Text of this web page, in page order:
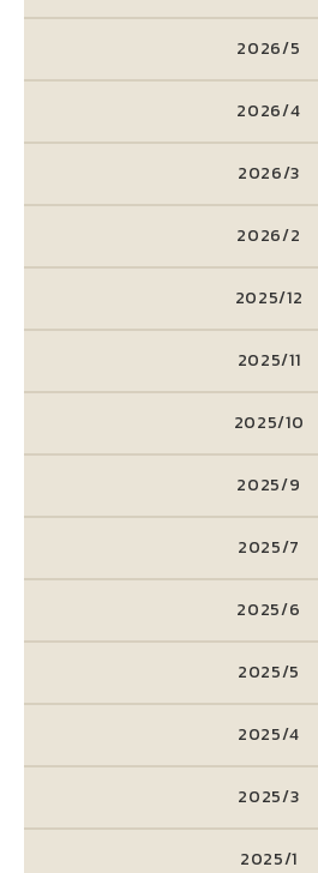
2026/5
2026/4
2026/3
2026/2
2025/12
2025/11
2025/10
2025/9
2025/7
2025/6
2025/5
2025/4
2025/3
2025/1